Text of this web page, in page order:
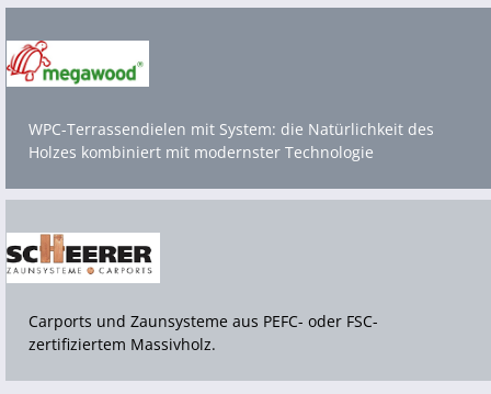
Carports und Zaunsysteme aus PEFC- oder FSC-
zertifiziertem Massivholz.
WPC-Terrassendielen mit System: die Natürlichkeit des
Holzes kombiniert mit modernster Technologie